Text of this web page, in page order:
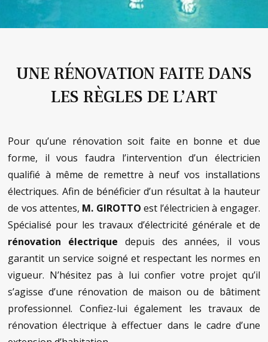
UNE RÉNOVATION FAITE DANS
LES RÈGLES DE L’ART
Pour qu’une rénovation soit faite en bonne et due
forme, il vous faudra l’intervention d’un électricien
qualifié à même de remettre à neuf vos installations
électriques. Afin de bénéficier d’un résultat à la hauteur
de vos attentes, M. GIROTTO est l’électricien à engager.
Spécialisé pour les travaux d’électricité générale et de
rénovation électrique depuis des années, il vous
garantit un service soigné et respectant les normes en
vigueur. N’hésitez pas à lui confier votre projet qu’il
s’agisse d’une rénovation de maison ou de bâtiment
professionnel. Confiez-lui également les travaux de
rénovation électrique à effectuer dans le cadre d’une